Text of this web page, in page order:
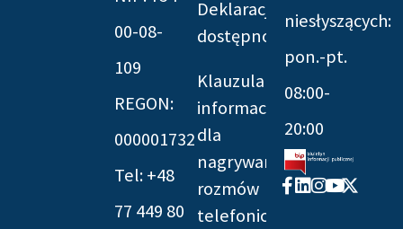
00-08-
109
REGON:
000001732
Tel: +48
77 449 80
Deklaracja
dostępności
Klauzula
informacyjna
dla
nagrywania
rozmów
telefonicznych
niesłyszących:
pon.-pt.
08:00-
20:00
Facebook-
f
Linkedin
Instagram
Youtube
X-
twitter